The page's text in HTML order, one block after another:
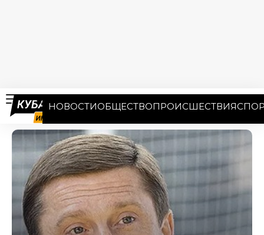
НОВОСТИОБЩЕСТВОПРОИСШЕСТВИЯ